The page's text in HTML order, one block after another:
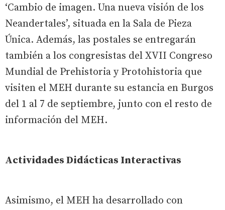
‘Cambio de imagen. Una nueva visión de los
Neandertales’, situada en la Sala de Pieza
Única. Además, las postales se entregarán
también a los congresistas del XVII Congreso
Mundial de Prehistoria y Protohistoria que
visiten el MEH durante su estancia en Burgos
del 1 al 7 de septiembre, junto con el resto de
información del MEH.
Actividades Didácticas Interactivas
Asimismo, el MEH ha desarrollado con